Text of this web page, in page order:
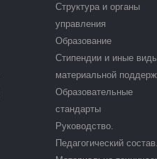
Структура и органы
управления
Образование
Стипендии и иные
материальной
Образовательные
стандарты
Руководство.
Педагогический